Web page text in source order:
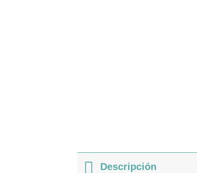
Descripción